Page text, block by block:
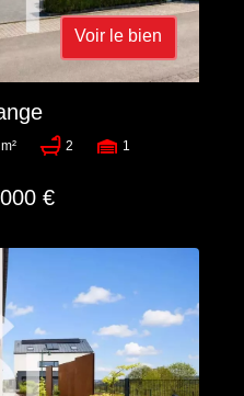
Voir le bien
2 1
€